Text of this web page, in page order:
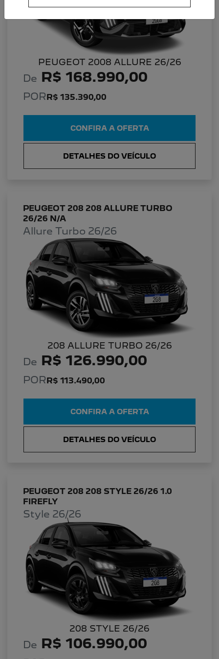
PEUGEOT 2008 ALLURE 26/26
De R$ 168.990,00
POR R$ 135.390,00
CONFIRA A OFERTA
DETALHES DO VEÍCULO
PEUGEOT 208 208 ALLURE TURBO
26/26 N/A
Allure Turbo 26/26
208 ALLURE TURBO 26/26
De R$ 126.990,00
PORR$ 113.490,00
CONFIRA A OFERTA
DETALHES DO VEÍCULO
PEUGEOT 208 208 STYLE 26/26 1.0
FIREFLY
Style 26/26
208 STYLE 26/26
De R$ 106.990,00